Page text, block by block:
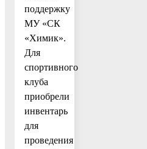
поддержку
МУ «СК
«Химик».
Для
спортивного
клуба
приобрели
инвентарь
для
проведения